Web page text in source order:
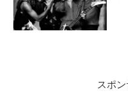
スポ